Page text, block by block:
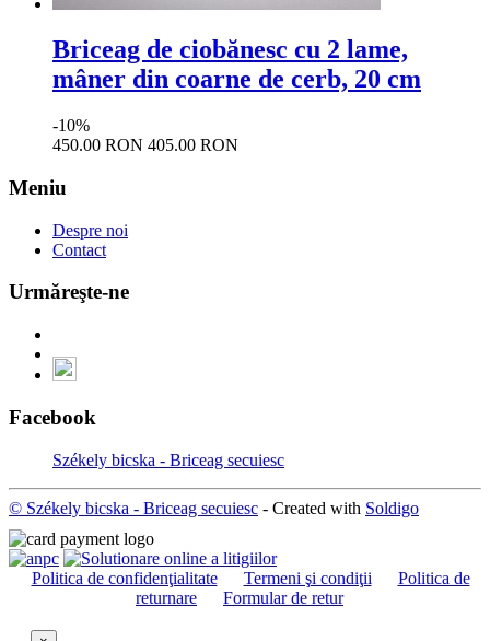
Briceag de ciobănesc cu 2 lame,
mâner din coarne de cerb, 20 cm
-10%
450.00 RON 405.00 RON
Meniu
Despre noi
Contact
Urmăreşte-ne
Facebook
Székely bicska - Briceag secuiesc
© Székely bicska - Briceag secuiesc - Created with Soldigo
Politica de confidenţialitate Termeni şi condiţii
Politica de
returnare
Formular de retur